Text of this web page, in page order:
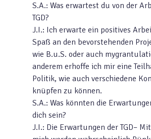
S.A.: Was erwartest du von der
TGD?
J.I.: Ich erwarte ein positives
Spaß an den bevorstehenden
wie B.u.S. oder auch
anderem erhoffe ich mir eine
Politik, wie auch verschiedene
knüpfen zu können.
S.A.: Was könnten die
dich sein?
J.I.: Die Erwartungen der TGD–